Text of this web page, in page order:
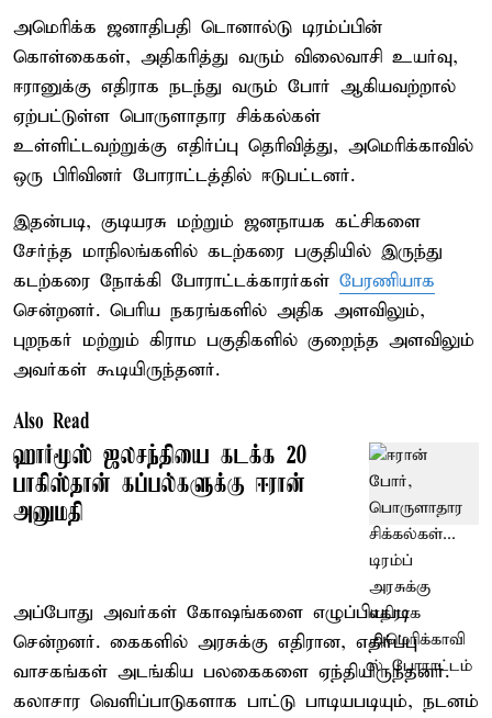
அமெரிக்க ஜனாதிபதி டொனால்டு டிரம்ப்பின்
கொள்கைகள், அதிகரித்து வரும் விலைவாசி உயர்வு,
ஈரானுக்கு எதிராக நடந்து வரும் போர் ஆகியவற்றால்
ஏற்பட்டுள்ள பொருளாதார சிக்கல்கள்
உள்ளிட்டவற்றுக்கு எதிர்ப்பு தெரிவித்து, அமெரிக்காவில்
ஒரு பிரிவினர் போராட்டத்தில் ஈடுபட்டனர்.
இதன்படி, குடியரசு மற்றும் ஜனநாயக கட்சிகளை
சேர்ந்த மாநிலங்களில் கடற்கரை பகுதியில் இருந்து
கடற்கரை நோக்கி போராட்டக்காரர்கள் பேரணியாக
சென்றனர். பெரிய நகரங்களில் அதிக அளவிலும்,
புறநகர் மற்றும் கிராம பகுதிகளில் குறைந்த அளவிலும்
அவர்கள் கூடியிருந்தனர்.
Also Read
ஹார்மூஸ் ஜலசந்தியை கடக்க 20
பாகிஸ்தான் கப்பல்களுக்கு ஈரான்
அனுமதி
அப்போது அவர்கள் கோஷங்களை எழுப்பியபடி
சென்றனர். கைகளில் அரசுக்கு எதிரான, எதிர்ப்பு
வாசகங்கள் அடங்கிய பலகைகளை ஏந்தியிருந்தனர்.
கலாசார வெளிப்பாடுகளாக பாட்டு பாடியபடியும், நடனம்